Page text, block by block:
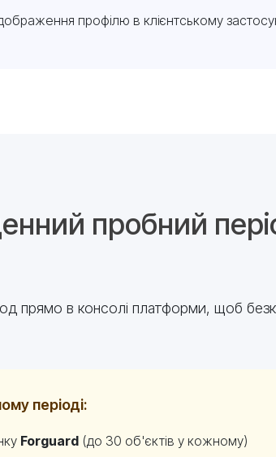
профілю в клієнтському
пробний
прямо в консолі платформи, щоб
періоді:
Forguard (до 30 об'єктів у кожному)